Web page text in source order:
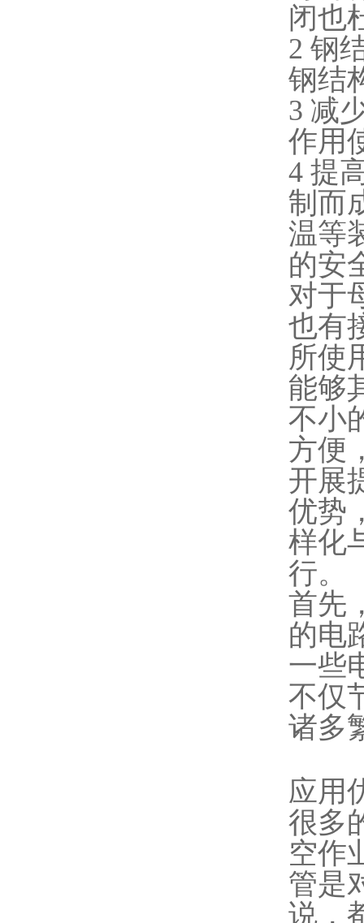
闭也
2 钢
钢结
3 减
作用
4 提
制而
温等
的安
对于
也有
所使
能够
不小
方便
开展
优势
样化
行。
首先
的电
一些
不仅
诸多
应用
很多
空作
管是
说，